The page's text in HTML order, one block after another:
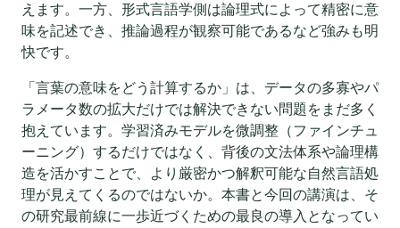
えます。一方、形式言語学側は論理式によって精密に意
味を記述でき、推論過程が観察可能であるなど強みも明
快です。
「言葉の意味をどう計算するか」は、データの多寡やパ
ラメータ数の拡大だけでは解決できない問題をまだ多く
抱えています。学習済みモデルを微調整（ファインチュ
ーニング）するだけではなく、背後の文法体系や論理構
造を活かすことで、より厳密かつ解釈可能な自然言語処
理が見えてくるのではないか。本書と今回の講演は、そ
の研究最前線に一歩近づくための最良の導入となってい